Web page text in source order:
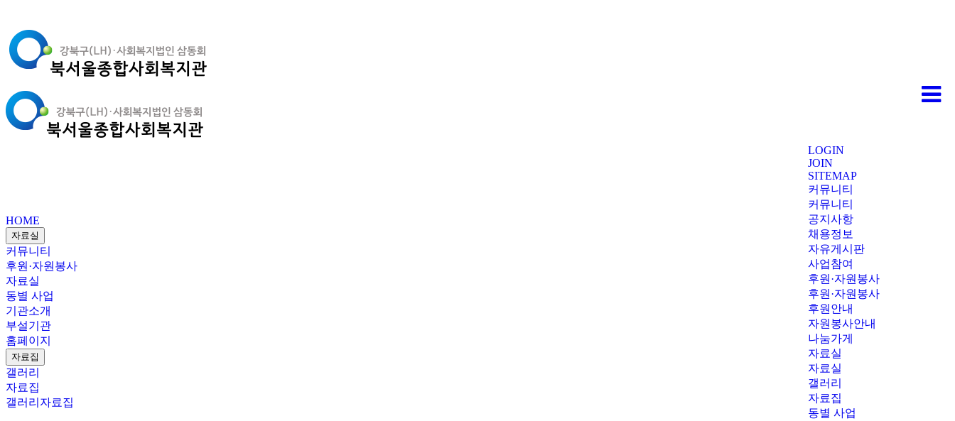
LOGIN
JOIN
SITEMAP
커뮤니티
커뮤니티
공지사항
채용정보
자유게시판
사업참여
후원·자원봉사
후원·자원봉사
후원안내
자원봉사안내
나눔가게
자료실
자료실
갤러리
자료집
동별 사업
HOME
자료실
커뮤니티
후원·자원봉사
자료실
동별 사업
기관소개
부설기관
홈페이지
자료집
갤러리
자료집
갤러리 자료집